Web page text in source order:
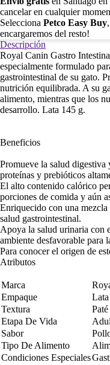
cancelar en cualquier
Selecciona Petco Easy Buy
encargaremos del resto!
Descripción
Royal Canin Gastro
especialmente formulado
gastrointestinal de su gato.
nutrición equilibrada. A su
alimento, mientras que los
desarrollo. Lata 145 g.
Beneficios
Promueve la salud digestiva
proteínas y prebióticos
El alto contenido calórico
porciones de comida y aún
Enriquecido con una
salud gastrointestinal.
Apoya la salud urinaria con
ambiente desfavorable para
Para conocer el origen de
Atributos
Marca
Empaque
Lata
Textura
Paté
Etapa De Vida
Sabor
Tipo De Alimento
Condiciones Especiales